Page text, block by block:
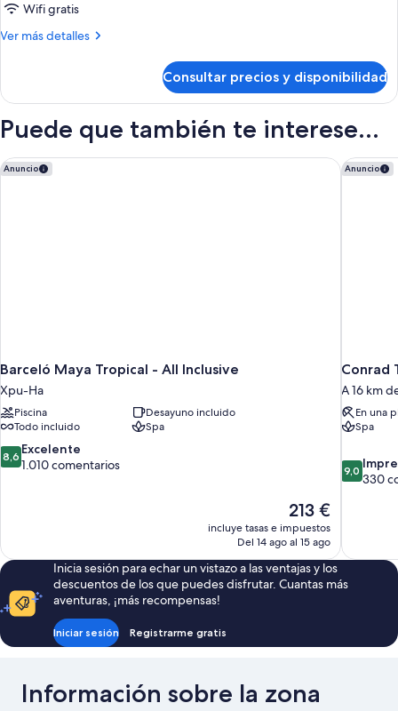
Wifi gratis
Ver más detalles
Más
presidencial,
al
(Premium
Level)
Consultar precios y disponibilidad
Puede que también te interese...
Anuncio
Barceló Maya Tropical - All Inclusive
Xpu-Ha
Piscina
Desayuno incluido
Todo incluido
Spa
8.6
sobre
8,6 Excelente
1.010 comentarios
El
precio
actual
de
213 €
213 €
incluye tasas e impuestos
Del 14 ago al 15 ago
Barceló Maya Tropical - All Inclusive Anuncio
Conrad
A 16 km
En una
Spa
9.0
sobre
9,0
330
Conrad
Inicia sesión para echar un vistazo a las ventajas y los
descuentos de los que puedes disfrutar. Cuantas más
aventuras, ¡más recompensas!
Iniciar sesión Registrarme gratis
Información sobre la zona